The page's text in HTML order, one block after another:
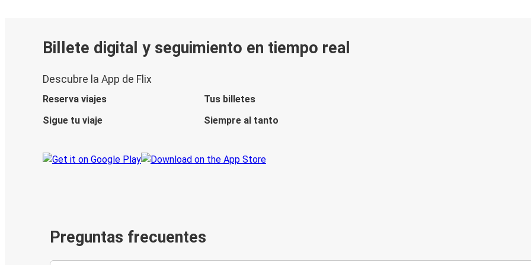
Billete digital y seguimiento en tiempo real
Descubre la App de Flix
Reserva viajes
Tus billetes
Sigue tu viaje
Siempre al tanto
Preguntas frecuentes